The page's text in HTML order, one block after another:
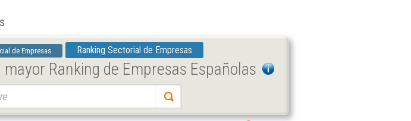
de Empresas Ranking Sectorial de Empresas
Ranking de Empresas Españolas